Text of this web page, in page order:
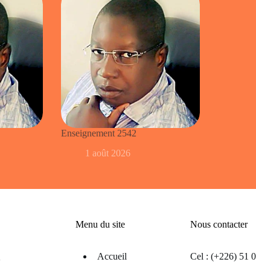
Enseignement 2542
1 août 2026
Menu du site
Accueil
Nous contacter
Cel : (+226) 51